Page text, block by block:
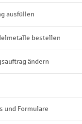
ausfüllen
bestellen
ändern
und Formulare